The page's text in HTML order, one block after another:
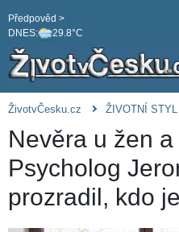
DNES: 29.8°C
Předpověd >
ŽivotvČesku.cz ŽIVOTNÍ STYL
Nevěra u žen a
Psycholog
prozradil, kdo